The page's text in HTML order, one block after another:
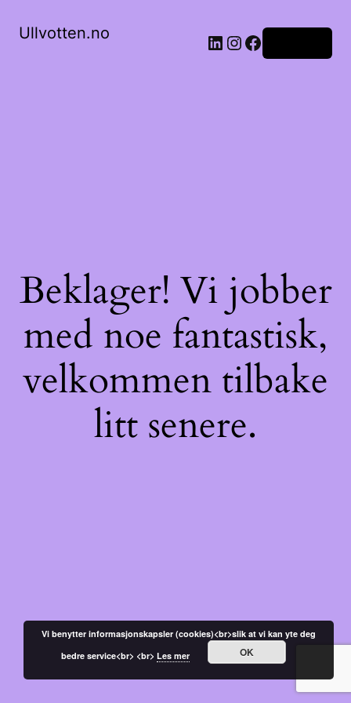
Ullvotten.no LinkedIn
Instagram
Facebook
Beklager! Vi jobber
med noe fantastisk,
velkommen tilbake
litt senere.
Vi benytter informasjonskapsler (cookies)<br>slik at vi kan yte deg
bedre service<br> <br>Les mer OK